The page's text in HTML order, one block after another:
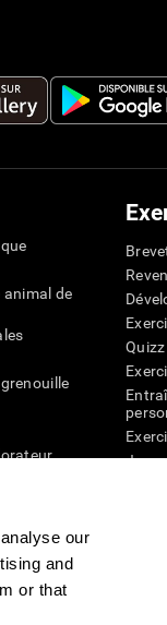
our
and
or that
animal de
la
Jeux
Test